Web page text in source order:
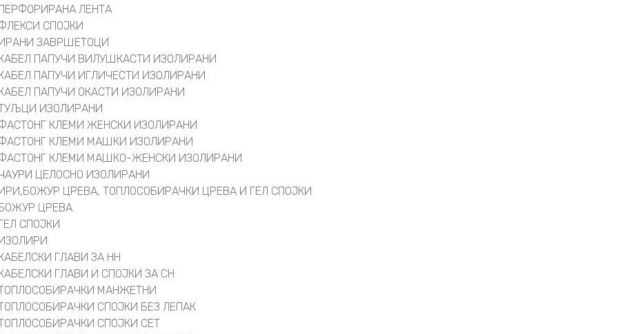
ЛЕНТА
СПОЈКИ
ЗАВРШЕТОЦИ
ПАПУЧИ ВИЛУШКАСТИ ИЗОЛИРАНИ
ПАПУЧИ ИГЛИЧЕСТИ ИЗОЛИРАНИ
ПАПУЧИ ОКАСТИ ИЗОЛИРАНИ
ИЗОЛИРАНИ
КЛЕМИ ЖЕНСКИ ИЗОЛИРАНИ
КЛЕМИ МАШКИ ИЗОЛИРАНИ
КЛЕМИ МАШКO-ЖЕНСКИ ИЗОЛИРАНИ
ЦЕЛОСНО ИЗОЛИРАНИ
ЦРЕВА, ТОПЛОСОБИРАЧКИ ЦРЕВА И ГЕЛ СПОЈКИ
ЦРЕВА
СПОЈКИ
ГЛАВИ ЗА НН
ГЛАВИ И СПОЈКИ ЗА СН
МАНЖЕТНИ
СПОЈКИ БЕЗ ЛЕПАК
СПОЈКИ СЕТ